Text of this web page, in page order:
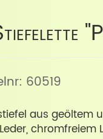
60519
aus geöltem
chromfreiem